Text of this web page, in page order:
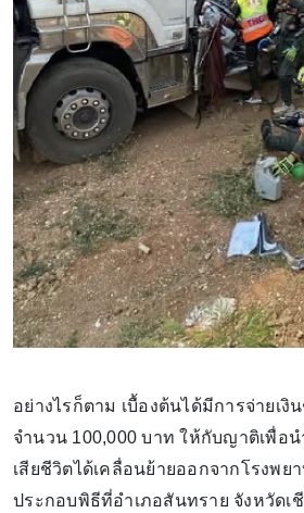
อย่างไรก็ตาม เบื้องต้นได้มีการจ่ายเงิ
จำนวน 100,000 บาท ให้กับญาติเพื่อ
เสียชีวิตได้เคลื่อนย้ายออกจากโรงพย
ประกอบพิธีที่อำเภอสันทราย จังหวัดเ